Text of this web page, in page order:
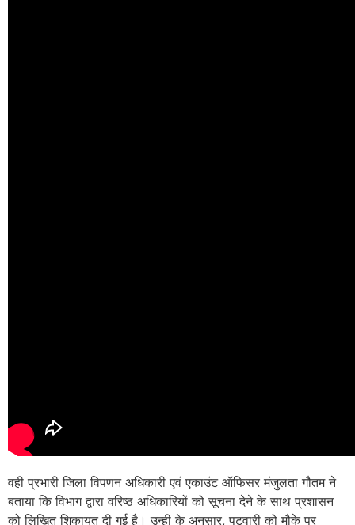
वही प्रभारी जिला विपणन अधिकारी एवं एकाउंट ऑफिसर मंजुलता गौतम ने
बताया कि विभाग द्वारा वरिष्ठ अधिकारियों को सूचना देने के साथ प्रशासन
को लिखित शिकायत दी गई है। उन्ही के अनुसार, पटवारी को मौके पर